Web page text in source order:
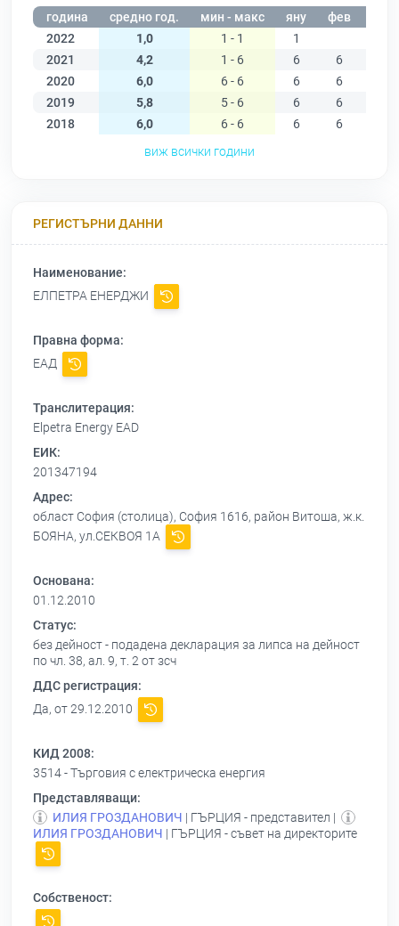
година средно год. мин - макс яну фев
2022
1,0 1 - 1
1
2021
4,2 1 - 6 6 6
2020
6,0 6 - 6 6 6
2019
5,8 5 - 6 6 6
2018
6,0 6 - 6 6 6
виж всички години
РЕГИСТЪРНИ ДАННИ
Наименование:
ЕЛПЕТРА ЕНЕРДЖИ
Правна форма:
ЕАД
Транслитерация:
Elpetra Energy EAD
ЕИК:
201347194
Адрес:
област София (столица), София 1616, район Витоша, ж.к.
БОЯНА, ул.СЕКВОЯ 1А
Основана:
01.12.2010
Статус:
без дейност - подадена декларация за липса на дейност
по чл. 38, ал. 9, т. 2 от зсч
ДДС регистрация:
Да, от 29.12.2010
КИД 2008:
3514 - Търговия с електрическа енергия
Представляващи:
ИЛИЯ ГРОЗДАНОВИЧ | ГЪРЦИЯ - представител |
ИЛИЯ ГРОЗДАНОВИЧ | ГЪРЦИЯ - съвет на директорите
Собственост: